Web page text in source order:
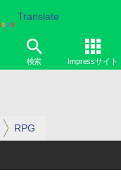
Translate
検索 Impressサイト
RPG